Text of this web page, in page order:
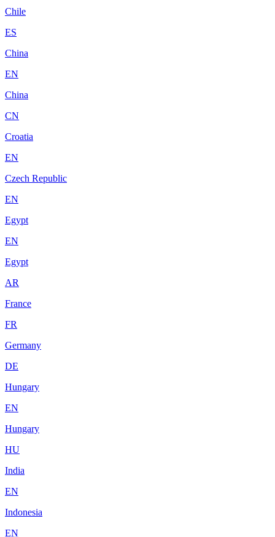
Chile
ES
China
EN
China
CN
Croatia
EN
Czech Republic
EN
Egypt
EN
Egypt
AR
France
FR
Germany
DE
Hungary
EN
Hungary
HU
India
EN
Indonesia
EN